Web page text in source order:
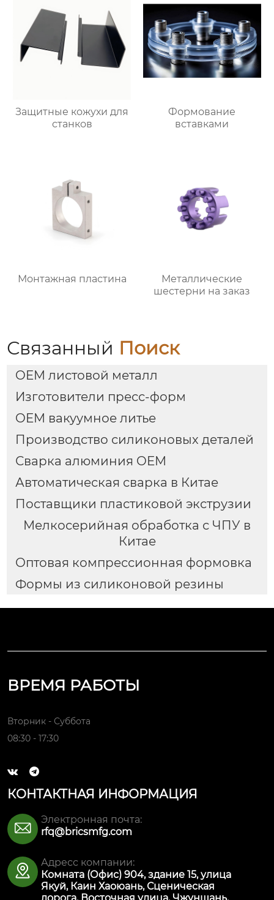
Защитные кожухи для
станков
Формование
вставками
Монтажная пластина
Металлические
шестерни на заказ
Связанный Поиск
OEM листовой металл
Изготовители пресс-форм
OEM вакуумное литье
Производство силиконовых деталей
Сварка алюминия OEM
Автоматическая сварка в Китае
Поставщики пластиковой экструзии
Мелкосерийная обработка с ЧПУ в
Китае
Оптовая компрессионная формовка
Формы из силиконовой резины
ВРЕМЯ РАБОТЫ
Вторник - Суббота
08:30 - 17:30
 
КОНТАКТНАЯ ИНФОРМАЦИЯ

Электронная почта:
rfq@bricsmfg.com

Адресс компании:
Комната (Офис) 904, здание 15, улица
Якуй, Каин Хаоюань, Сценическая